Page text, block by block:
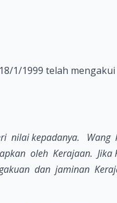
1/1999 telah
nilai kepadanya. Wang
oleh Kerajaan.
dan jaminan